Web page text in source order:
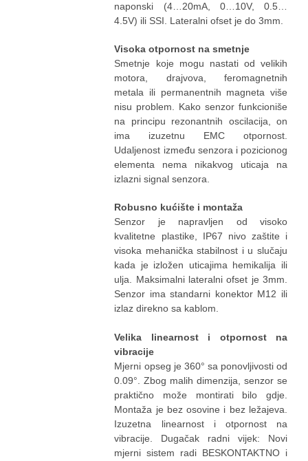
naponski (4…20mA, 0…10V, 0.5…
4.5V) ili SSI. Lateralni ofset je do 3mm.
Visoka otpornost na smetnje
Smetnje koje mogu nastati od velikih
motora, drajvova, feromagnetnih
metala ili permanentnih magneta više
nisu problem. Kako senzor funkcioniše
na principu rezonantnih oscilacija, on
ima izuzetnu EMC otpornost.
Udaljenost između senzora i pozicionog
elementa nema nikakvog uticaja na
izlazni signal senzora.
Robusno kućište i montaža
Senzor je napravljen od visoko
kvalitetne plastike, IP67 nivo zaštite i
visoka mehanička stabilnost i u slučaju
kada je izložen uticajima hemikalija ili
ulja. Maksimalni lateralni ofset je 3mm.
Senzor ima standarni konektor M12 ili
izlaz direkno sa kablom.
Velika linearnost i otpornost na
vibracije
Mjerni opseg je 360° sa ponovljivosti od
0.09°. Zbog malih dimenzija, senzor se
praktično može montirati bilo gdje.
Montaža je bez osovine i bez ležajeva.
Izuzetna linearnost i otpornost na
vibracije. Dugačak radni vijek: Novi
mjerni sistem radi BESKONTAKTNO i